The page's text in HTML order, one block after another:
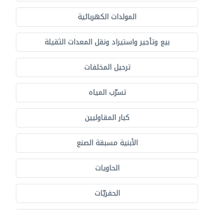
المولدات الكهربائية
بيع وتأجير واستيراد ونقل المعدات الثقيلة
ترحيل المخلفات
تسرّب المياه
كبار المقاوليين
الأبنية مسبقة الصنع
الحاويات
الحفريّات